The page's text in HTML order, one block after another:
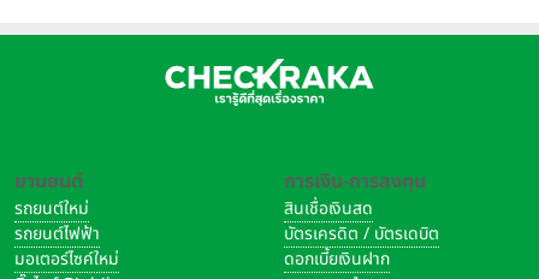
ยานยนต์
รถยนต์ใหม่
รถยนต์ไฟฟ้า
มอเตอร์ไซค์ใหม่
การเงิน-การลงทุน
สินเชื่อเงินสด
บัตรเครดิต / บัตรเดบิต
ดอกเบี้ยเงินฝาก